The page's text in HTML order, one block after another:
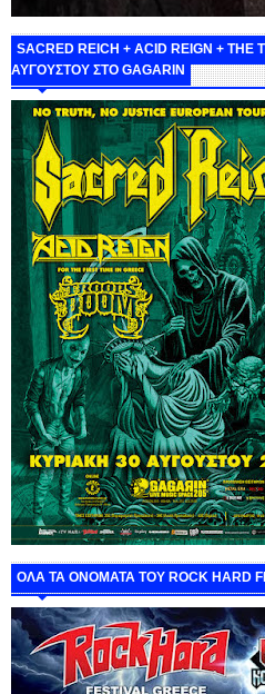
SACRED REICH + ACID REIGN + THE
ΑΥΓΟΥΣΤΟΥ ΣΤΟ GAGARIN
ΟΛΑ ΤΑ ΟΝΟΜΑΤΑ ΤΟΥ ROCK HARD